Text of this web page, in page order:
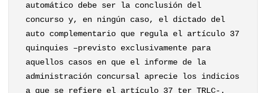
automático debe ser la conclusión del
concurso y, en ningún caso, el dictado del
auto complementario que regula el artículo 37
quinquies –previsto exclusivamente para
aquellos casos en que el informe de la
administración concursal aprecie los indicios
a que se refiere el artículo 37 ter TRLC-.